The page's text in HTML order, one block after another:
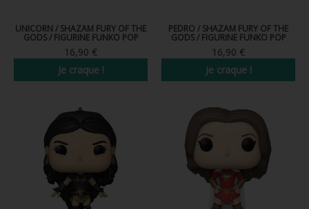
FIGURINE POP ROYALS FAMILY
FIGURINE POP RETRO TOYS
FIGURINES POP AUTRES COMICS
POP PROTECTION
PORTE-CLÉS POCKET POP
FUNKO VINYL SODA
FUNKO POP PIN
UNICORN / SHAZAM FURY OF THE
GODS / FIGURINE FUNKO POP
16,90 €
Je craque !
PEDRO / SHAZAM FURY OF THE
GODS / FIGURINE FUNKO POP
16,90 €
Je craque !